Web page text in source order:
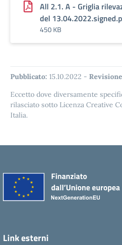
All 2.1. A - Griglia
del
450 KB
Pubblicato: 15.10.2022 -
Eccetto dove diversamente
rilasciato sotto Licenza Creative
Italia.
Link esterni